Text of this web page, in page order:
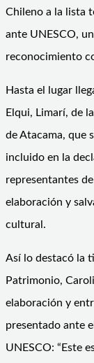
Chileno a la lista
ante UNESCO,
reconocimiento
Hasta el lugar
Elqui, Limarí, de
de Atacama, que
incluido en la
representantes
elaboración y
cultural.
Así lo destacó la
Patrimonio,
elaboración y
presentado ante
UNESCO: “Este